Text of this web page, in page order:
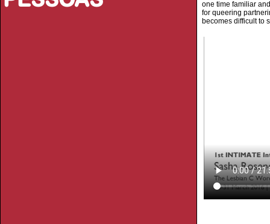
one time familiar
for queering
becomes difficult to